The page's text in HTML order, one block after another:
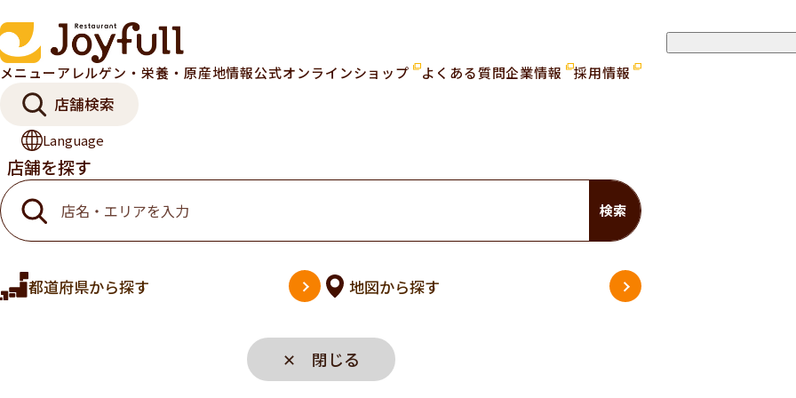
メニューアレルゲン・栄養・原産地情報公式オンラインショップ よくある質問企業情報 採用情報
店舗検索
Language
店舗を探す
検索
都道府県から探す 地図から探す
✕ 閉じる